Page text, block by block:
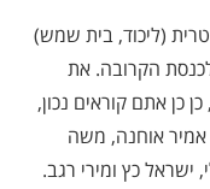
(ליכוד, בית שמש)
הקרובה. את
כן אתם קוראים נכון,
אמיר אוחנה, משה
ישראל כץ ומירי רגב.